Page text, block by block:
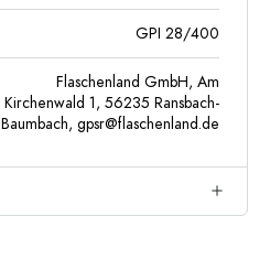
GPI 28/400
Flaschenland GmbH, Am
Kirchenwald 1, 56235 Ransbach-
Baumbach, gpsr@flaschenland.de